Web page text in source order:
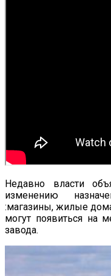
Недавно власти
изменению
:магазины, жилые
могут появиться на
завода.